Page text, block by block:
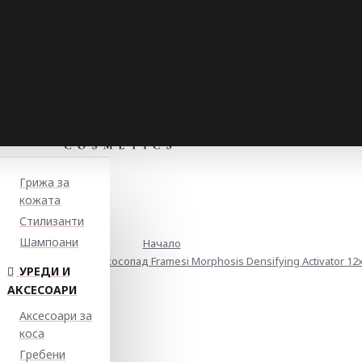
Грижа за
кожата
Стилизанти
Шампоани
УРЕДИ И
АКСЕСОАРИ
Аксесоари за
коса
Гребени
Начало
терапия против косопад Framesi Morphosis Densifying Activator